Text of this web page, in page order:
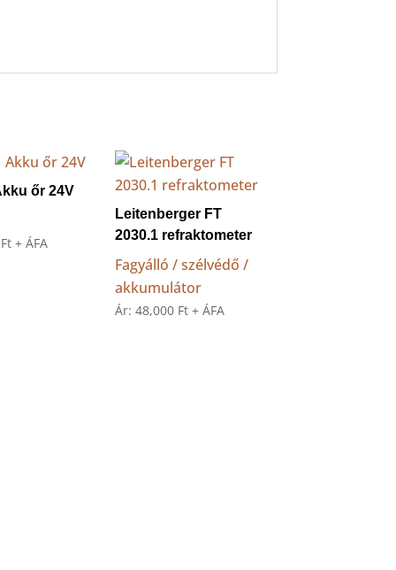
őr 24V
Ft + ÁFA
Leitenberger FT
2030.1 refraktometer
Fagyálló / szélvédő /
akkumulátor
Ár: 48,000 Ft + ÁFA